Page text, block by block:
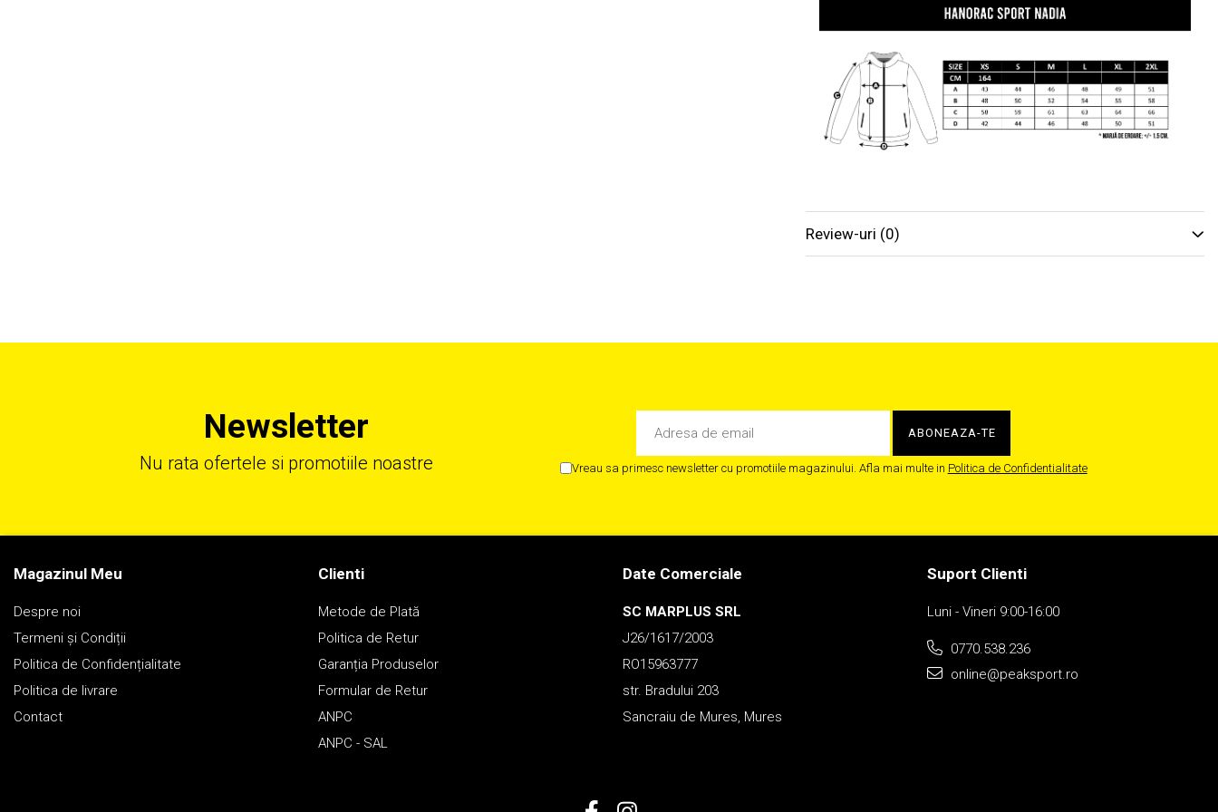
Review-uri (0)
Newsletter
Nu rata ofertele si promotiile noastre Vreau sa primesc newsletter cu promotiile magazinului. Afla mai multe in Politica de Confidentialitate
Magazinul Meu
Despre noi
Termeni și Condiții
Politica de Confidențialitate
Politica de livrare
Contact
Clienti
Metode de Plată
Politica de Retur
Garanția Produselor
Formular de Retur
ANPC
ANPC - SAL
Date Comerciale
SC MARPLUS SRL
J26/1617/2003
RO15963777
str. Bradului 203
Sancraiu de Mures, Mures
Suport Clienti
Luni - Vineri 9:00-16:00
0770.538.236
online@peaksport.ro